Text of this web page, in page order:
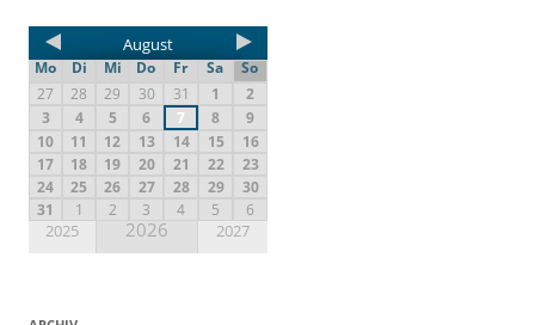
August
Mo Di Mi Do Fr Sa
So
27
28 29 30 31 1
2
3
4 5 6 7 8
9
10
11 12 13 14 15
16
17
18 19 20 21 22
23
24
25 26 27 28 29
30
31
1 2 3 4 5 6
2025 2026 2027